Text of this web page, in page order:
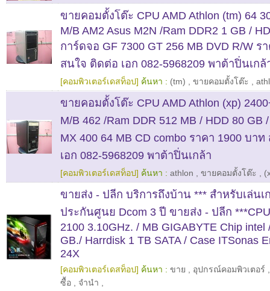
ขายคอมตั้งโต๊ะ CPU AMD Athlon (tm) 64
M/B AM2 Asus M2N /Ram DDR2 1 GB /
การ์ดจอ GF 7300 GT 256 MB DVD R/W ร
สนใจ ติดต่อ เอก 082-5968209 พาต้าปิ่นเกล้
[คอมพิวเตอร์เดสท็อป] ค้นหา : (tm) ขายคอมตั้งโต๊ะ
ขายคอมตั้งโต๊ะ CPU AMD Athlon (xp)
M/B 462 /Ram DDR 512 MB / HDD 80 GB
MX 400 64 MB CD combo ราคา 1900 บา
เอก 082-5968209 พาต้าปิ่นเกล้า
[คอมพิวเตอร์เดสท็อป] ค้นหา : athlon ขายคอมตั้งโต๊ะ
ขายส่ง - ปลีก บริการถึงบ้าน *** สำหรับเล่นเ
ประกันศูนย Dcom 3 ปี ขายส่ง - ปลีก
2100 3.10GHz. / MB GIGABYTE Chip intel
GB./ Harrdisk 1 TB SATA / Case ITSonas
24X
[คอมพิวเตอร์เดสท็อป] ค้นหา : ขาย อุปกรณ์คอมพิวเตอร์
ซื้อ
จำนำ